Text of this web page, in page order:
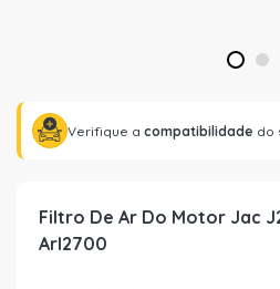
1 2
Verifique a compatibilidade do
Filtro De Ar Do Motor Jac
Arl2700